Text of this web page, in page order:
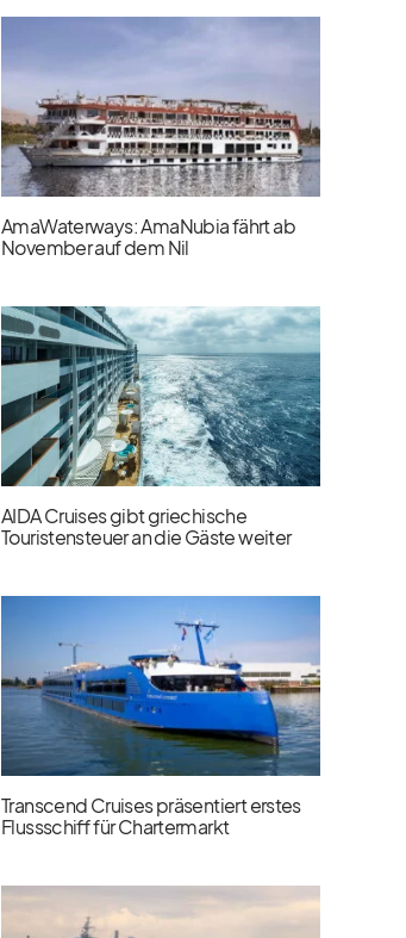
AmaWaterways: AmaNubia fährt ab
November auf dem Nil
AIDA Cruises gibt griechische
Touristensteuer an die Gäste weiter
Transcend Cruises präsentiert erstes
Flussschiff für Chartermarkt